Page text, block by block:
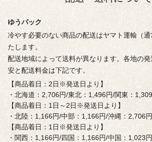
ゆうパック
冷やす必要のない商品の配送はヤマト運輸（
たします。
配送地域によって送料が異なります。各地の
安と配送料金は下記です。
【商品着日：2日※発送日より】
・北海道：2,706円/東北：1,496円/関東：
【商品着日：1日～2日※発送日より】
・北陸：1,166円/中部：1,166円/沖縄：2,706円
【商品着日：1日※発送日より】
・関西：1,166円/四国：1,166円/中国：1,023